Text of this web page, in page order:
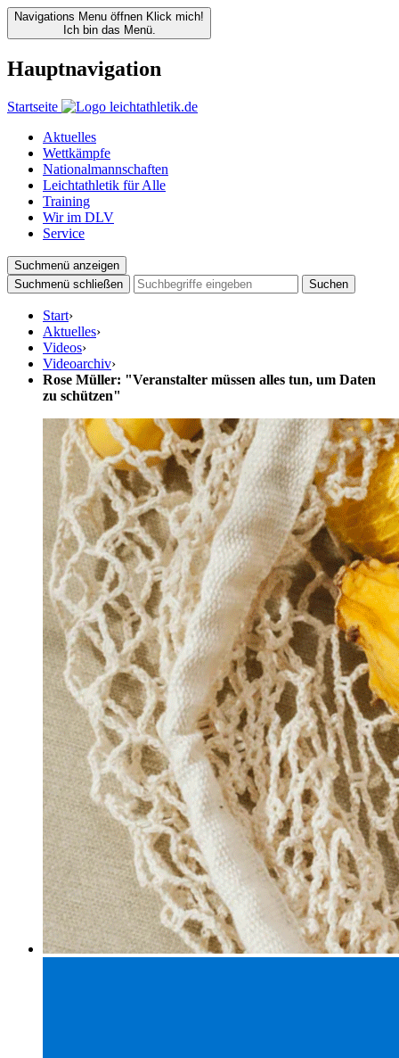
Navigations Menu öffnen Klick mich!
Ich bin das Menü.
Hauptnavigation
Startseite
Aktuelles
Wettkämpfe
Nationalmannschaften
Leichtathletik für Alle
Training
Wir im DLV
Service
Suchmenü anzeigen
Suchmenü schließen
Suchen
Start›
Aktuelles›
Videos›
Videoarchiv›
Rose Müller: "Veranstalter müssen alles tun, um Daten
zu schützen"